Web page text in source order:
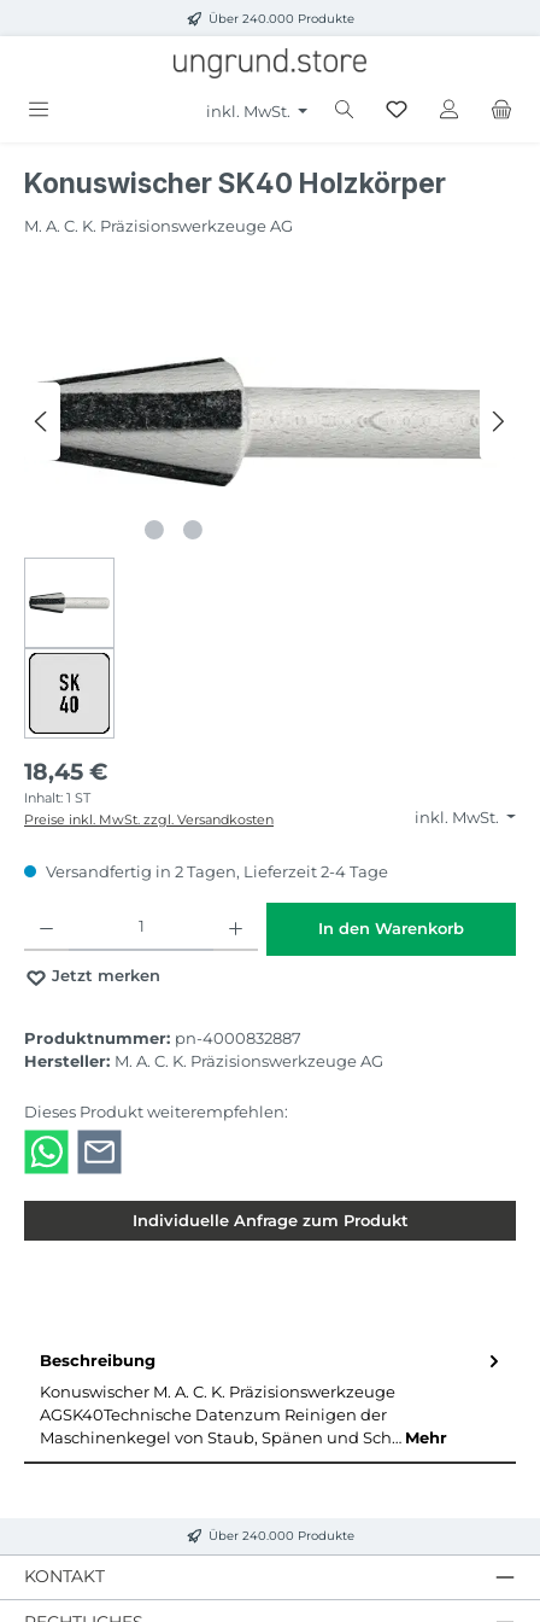
Zum Hauptinhalt springenÜber 240.000 Produkte
inkl. MwSt.
Konuswischer SK40 Holzkörper
M. A. C. K. Präzisionswerkzeuge AG
18,45 €
Inhalt: 1 ST
inkl. MwSt.
Preise inkl. MwSt. zzgl. Versandkosten
Versandfertig in 2 Tagen, Lieferzeit 2-4 Tage
In den Warenkorb
Jetzt merken
Produktnummer: pn-4000832887
Hersteller: M. A. C. K. Präzisionswerkzeuge AG
Dieses Produkt weiterempfehlen:
Individuelle Anfrage zum Produkt
Beschreibung
Konuswischer M. A. C. K. Präzisionswerkzeuge
AGSK40Technische Datenzum Reinigen der
Maschinenkegel von Staub, Spänen und Sch… Mehr
Über 240.000 Produkte
KONTAKT